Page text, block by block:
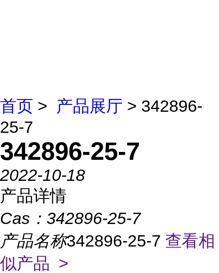
首页 > 产品展厅 > 342896-
25-7
342896-25-7
2022-10-18
产品详情
Cas： 342896-25-7
产品名称342896-25-7 查看相
似产品 >